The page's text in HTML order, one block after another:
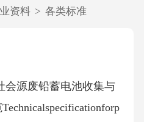
资料 > 各类标准
会源废铅蓄电池收集与